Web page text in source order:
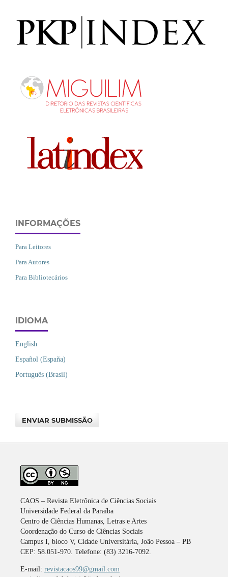
INFORMAÇÕES
Para Leitores
Para Autores
Para Bibliotecários
IDIOMA
English
Español (España)
Português (Brasil)
ENVIAR SUBMISSÃO
CAOS – Revista Eletrônica de Ciências Sociais
Universidade Federal da Paraíba
Centro de Ciências Humanas, Letras e Artes
Coordenação do Curso de Ciências Sociais
Campus I, bloco V, Cidade Universitária, João Pessoa – PB
CEP: 58.051-970. Telefone: (83) 3216-7092.
E-mail: revistacaos99@gmail.com